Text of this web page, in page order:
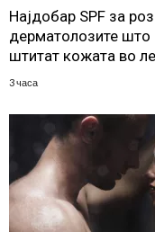
Најдобар SPF за
дерматолозите што
штитат кожата во
3 часа